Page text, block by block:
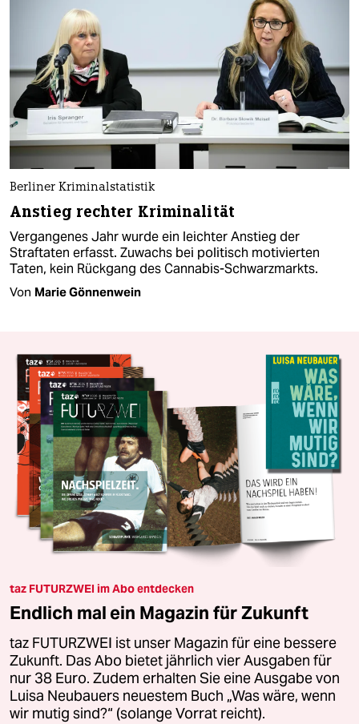
Berliner Kriminalstatistik
Anstieg rechter Kriminalität
Vergangenes Jahr wurde ein leichter Anstieg der
Straftaten erfasst. Zuwachs bei politisch motivierten
Taten, kein Rückgang des Cannabis-Schwarzmarkts.
Von Marie Gönnenwein
taz FUTURZWEI im Abo entdecken
Endlich mal ein Magazin für Zukunft
taz FUTURZWEI ist unser Magazin für eine bessere
Zukunft. Das Abo bietet jährlich vier Ausgaben für
nur 38 Euro. Zudem erhalten Sie eine Ausgabe von
Luisa Neubauers neuestem Buch „Was wäre, wenn
wir mutig sind?“ (solange Vorrat reicht).